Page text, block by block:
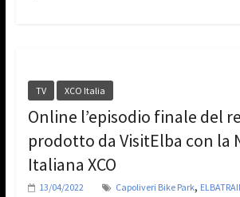
TV XCO Italia
Online l’episodio finale del
prodotto da VisitElba con la
Italiana XCO
13/04/2022 Capoliveri Bike Park,